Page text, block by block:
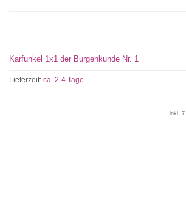
Karfunkel 1x1 der Burgenkunde Nr. 1
Lieferzeit: ca. 2-4 Tage
inkl. 7